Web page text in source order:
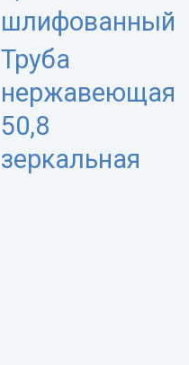
шлифованный
Труба
нержавеющая
50,8
зеркальная